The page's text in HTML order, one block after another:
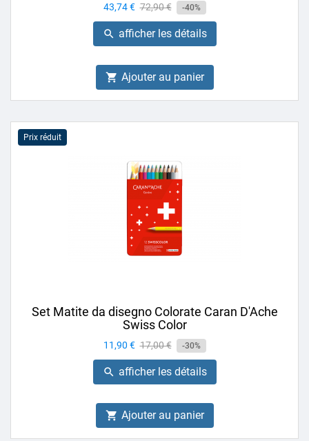
Prix
43,74 € Prix
de
base
72,90 € -40%
 afficher les détails
 Ajouter au panier
Prix réduit
Set Matite da disegno Colorate Caran D'Ache
Swiss Color
Prix
11,90 € Prix
de
base
17,00 € -30%
 afficher les détails
 Ajouter au panier